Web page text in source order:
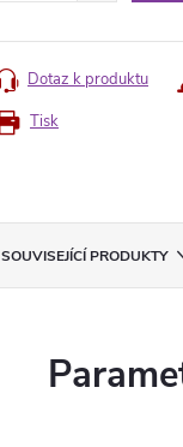
Tisk
Dotaz k produktu
SOUVISEJÍCÍ PRODUKTY